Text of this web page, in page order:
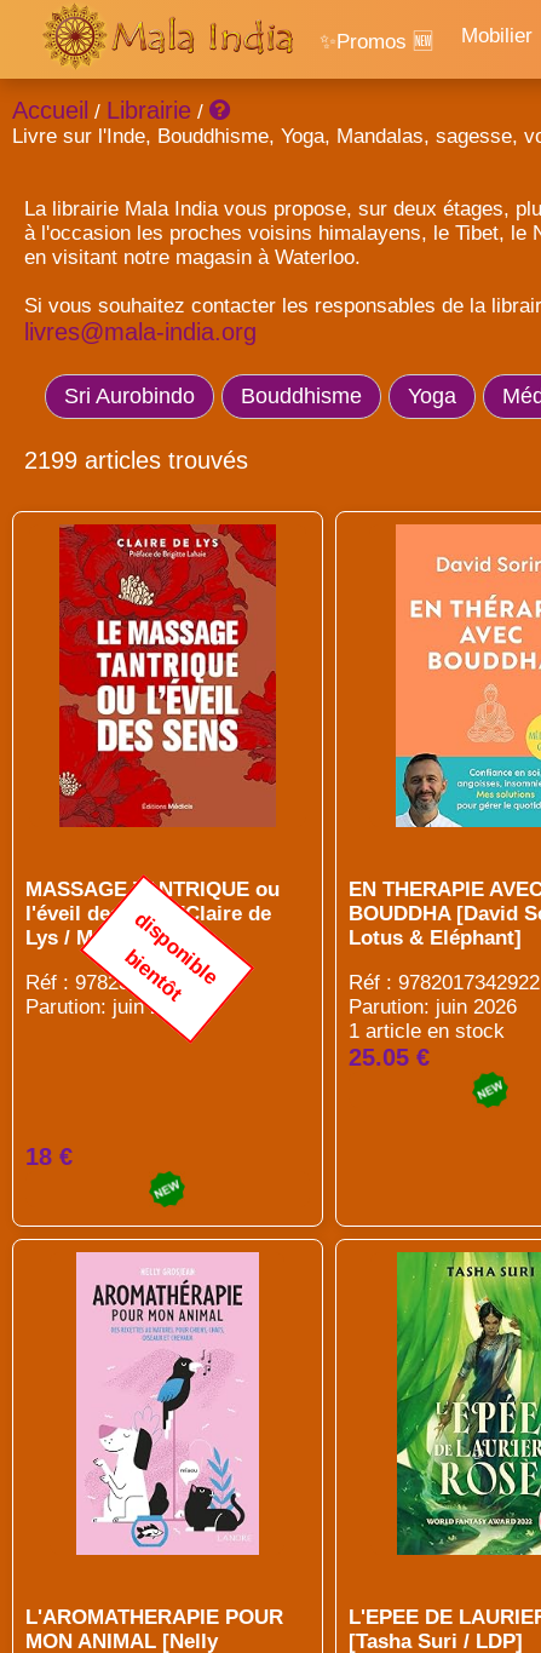
✨Promos 🆕 Mobilier
Accueil / Librairie /
Livre sur l'Inde, Bouddhisme, Yoga, Mandalas, sagesse,
La librairie Mala India vous propose, sur deux étages,
à l'occasion les proches voisins himalayens, le Tibet, le
en visitant notre magasin à Waterloo.
Si vous souhaitez contacter les responsables de la
livres@mala-india.org
Sri Aurobindo Bouddhisme Yoga
2199 articles trouvés
MASSAGE TANTRIQUE ou
l'éveil des sens [Claire de
Lys / Médicis]
Réf : 9782385000868
Parution: juin 2026
d
i
s
p
o
n
i
b
l
e
b
i
e
n
t
ô
t
18 €
EN THERAPIE
BOUDDHA [David
Lotus & Eléphant]
Réf : 9782017342922
Parution: juin 2026
1 article en stock
25.05 €
L'AROMATHERAPIE POUR
MON ANIMAL [Nelly
L'EPEE DE
[Tasha Suri / LDP]